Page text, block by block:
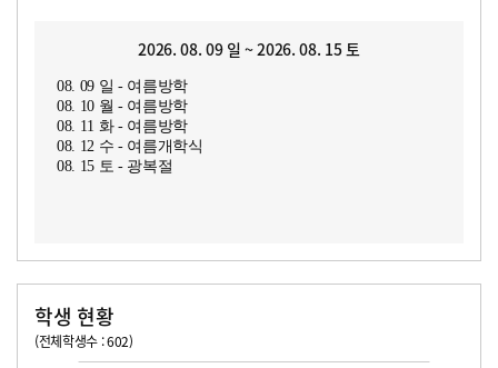
2026. 08. 09 일 ~ 2026. 08. 15 토
08. 09 일 - 여름방학
08. 10 월 - 여름방학
08. 11 화 - 여름방학
08. 12 수 - 여름개학식
08. 15 토 - 광복절
학생 현황
(전체학생수 : 602)